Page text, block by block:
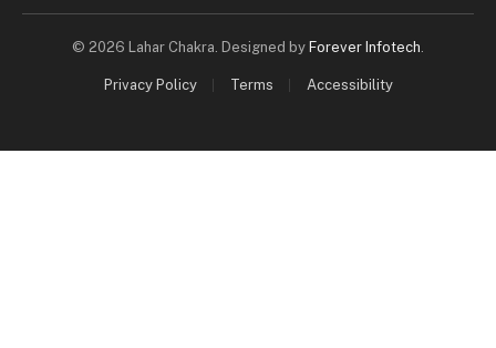
© 2026 Lahar Chakra. Designed by Forever Infotech.
Privacy Policy Terms Accessibility